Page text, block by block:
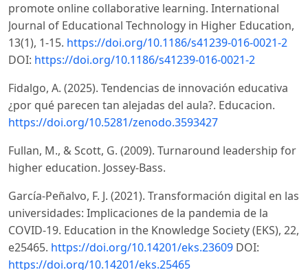
promote online collaborative learning. International
Journal of Educational Technology in Higher Education,
13(1), 1-15. https://doi.org/10.1186/s41239-016-0021-2
DOI: https://doi.org/10.1186/s41239-016-0021-2
Fidalgo, A. (2025). Tendencias de innovación educativa
¿por qué parecen tan alejadas del aula?. Educacion.
https://doi.org/10.5281/zenodo.3593427
Fullan, M., & Scott, G. (2009). Turnaround leadership for
higher education. Jossey-Bass.
García-Peñalvo, F. J. (2021). Transformación digital en las
universidades: Implicaciones de la pandemia de la
COVID-19. Education in the Knowledge Society (EKS), 22,
e25465. https://doi.org/10.14201/eks.23609 DOI:
https://doi.org/10.14201/eks.25465